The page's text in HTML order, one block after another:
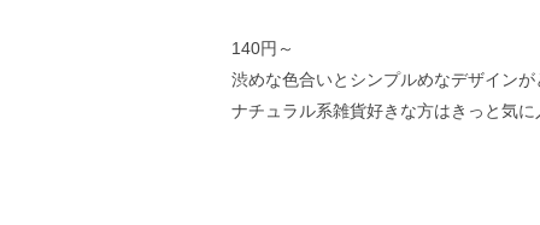
140円～
渋めな色合いとシンプルめなデザイン
ナチュラル系雑貨好きな方はきっと気